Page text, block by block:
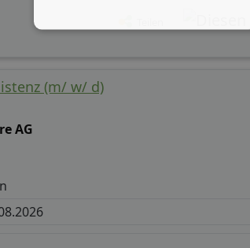
(m/ w/ d)
AG